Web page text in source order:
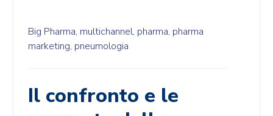
Big Pharma, multichannel, pharma, pharma
marketing, pneumologia
Il confronto e le